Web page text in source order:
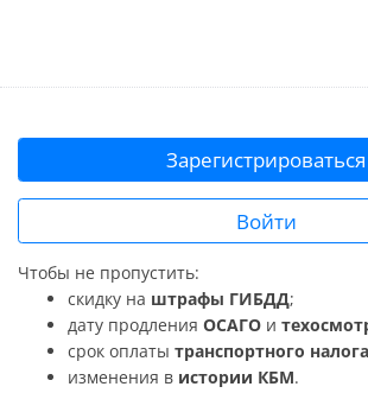
Зарегистрироваться
Войти
Чтобы не пропустить:
скидку на штрафы ГИБДД;
дату продления ОСАГО и
срок оплаты транспортного налога
изменения в истории КБМ.